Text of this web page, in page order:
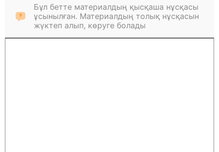
Бұл бетте материалдың қысқаша нұсқасы
ұсынылған. Материалдың толық нұсқасын
жүктеп алып, көруге болады